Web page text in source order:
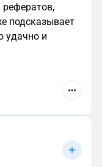
рефератов,
подсказывает
удачно и